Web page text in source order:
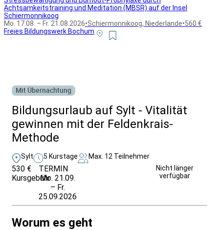
Achtsamkeitstraining und Meditation (MBSR) auf der Insel
Schiermonnikoog
Mo. 17.08. – Fr. 21.08.2026•Schiermonnikoog, Niederlande•560 €
Freies Bildungswerk Bochum
Mit Übernachtung
Bildungsurlaub auf Sylt - Vitalität
gewinnen mit der Feldenkrais-
Methode
Sylt 5 Kurstage Max. 12 Teilnehmer
530 €
Kursgebühr
TERMIN
Mo. 21.09.
– Fr.
25.09.2026
Nicht länger
verfügbar
Worum es geht